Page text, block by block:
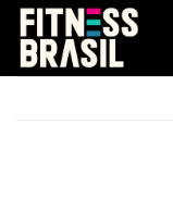
Skip
content